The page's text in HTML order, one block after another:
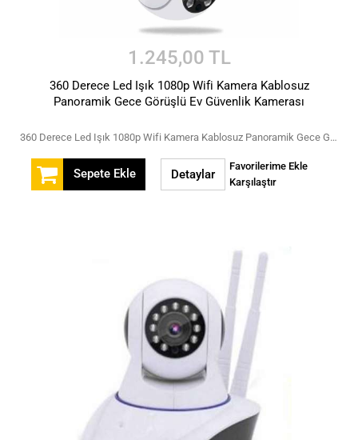
1.245,00 TL
360 Derece Led Işık 1080p Wifi Kamera Kablosuz
Panoramik Gece Görüşlü Ev Güvenlik Kamerası
360 Derece Led Işık 1080p Wifi Kamera Kablosuz Panoramik Gece Görüşlü Ev Güvenlik Kamerası
Sepete Ekle Detaylar
Favorilerime Ekle
Karşılaştır